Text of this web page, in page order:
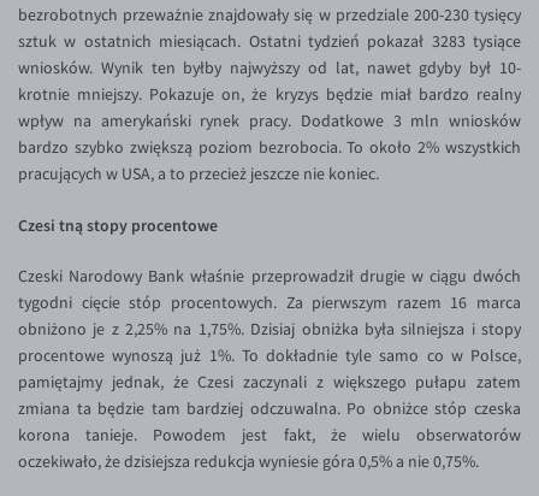
CAD/PLN
CNY/PLN
HKD/PLN
HUF/PLN
ILS/PLN
JPY/PLN
RON/PLN
SGD/PLN
TRY/PLN
ZAR/PLN
EUR/USD
Pomoc
FAQ
Konto i opłaty
Wymiana walut
Banki i przelewy
Przelewy zagraniczne
Dla mediów
bezrobotnych przeważnie znajdowały się w przedziale 200-230 tysięcy
sztuk w ostatnich miesiącach. Ostatni tydzień pokazał 3283 tysiące
wniosków. Wynik ten byłby najwyższy od lat, nawet gdyby był 10-
krotnie mniejszy. Pokazuje on, że kryzys będzie miał bardzo realny
wpływ na amerykański rynek pracy. Dodatkowe 3 mln wniosków
bardzo szybko zwiększą poziom bezrobocia. To około 2% wszystkich
pracujących w USA, a to przecież jeszcze nie koniec.
Czesi tną stopy procentowe
Czeski Narodowy Bank właśnie przeprowadził drugie w ciągu dwóch
tygodni cięcie stóp procentowych. Za pierwszym razem 16 marca
obniżono je z 2,25% na 1,75%. Dzisiaj obniżka była silniejsza i stopy
procentowe wynoszą już 1%. To dokładnie tyle samo co w Polsce,
pamiętajmy jednak, że Czesi zaczynali z większego pułapu zatem
zmiana ta będzie tam bardziej odczuwalna. Po obniżce stóp czeska
korona tanieje. Powodem jest fakt, że wielu obserwatorów
oczekiwało, że dzisiejsza redukcja wyniesie góra 0,5% a nie 0,75%.